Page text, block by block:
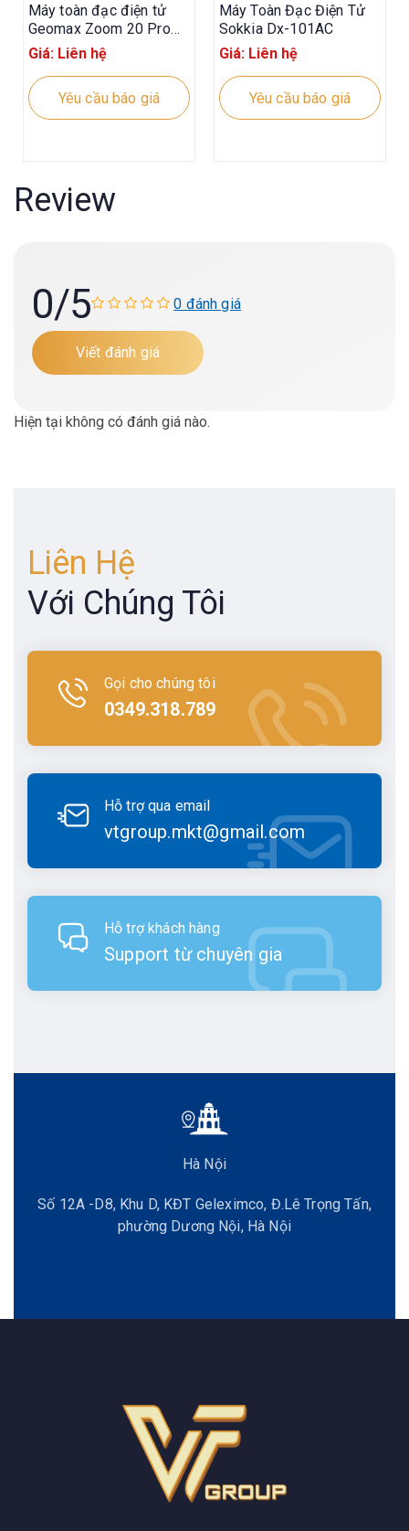
Máy toàn đạc điện tử
Geomax Zoom 20 Pro
A2 5″
Giá: Liên hệ
Yêu cầu báo giá
Máy Toàn Đạc Điện Tử
Sokkia Dx-101AC
Giá: Liên hệ
Yêu cầu báo giá
Review
0/5 0 đánh giá
Viết đánh giá
Hiện tại không có đánh giá nào.
Liên Hệ
Với Chúng Tôi
Gọi cho chúng tôi
0349.318.789
Hỗ trợ qua email
vtgroup.mkt@gmail.com
Hỗ trợ khách hàng
Support từ chuyên gia
Hà Nội
Số 12A -D8, Khu D, KĐT Geleximco, Đ.Lê Trọng Tấn,
phường Dương Nội, Hà Nội